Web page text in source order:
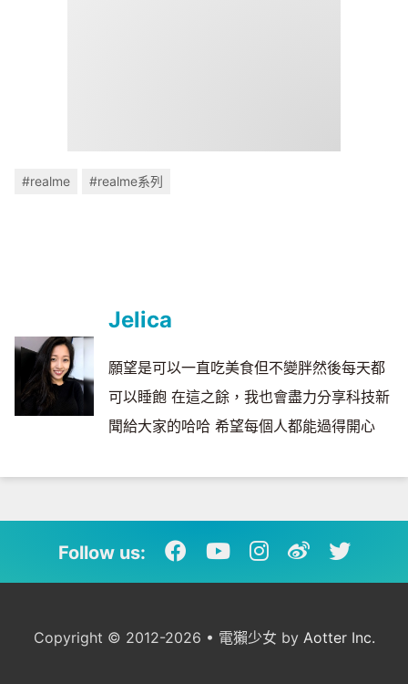
#realme #realme系列
Jelica
願望是可以一直吃美食但不變胖然後每天都
可以睡飽 在這之餘，我也會盡力分享科技新
聞給大家的哈哈 希望每個人都能過得開心
Follow us:
Copyright © 2012-2026 • 電獺少女 by Aotter Inc.